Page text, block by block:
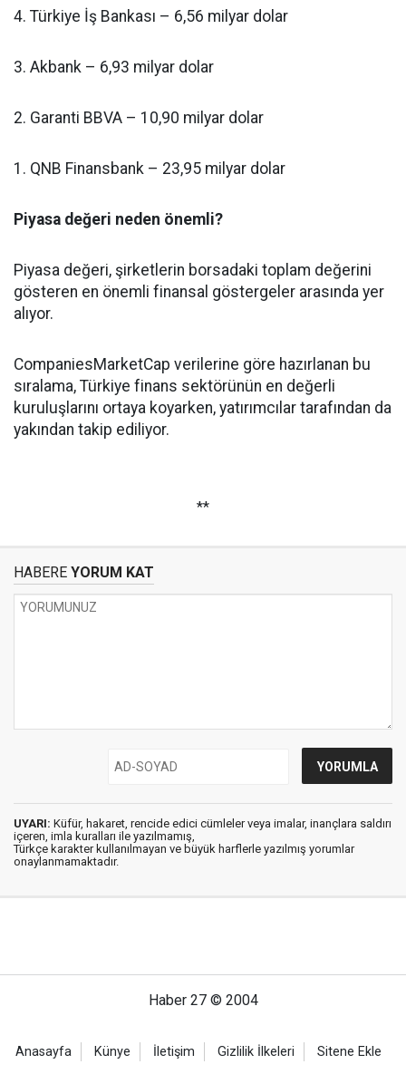
4. Türkiye İş Bankası – 6,56 milyar dolar
3. Akbank – 6,93 milyar dolar
2. Garanti BBVA – 10,90 milyar dolar
1. QNB Finansbank – 23,95 milyar dolar
Piyasa değeri neden önemli?
Piyasa değeri, şirketlerin borsadaki toplam değerini
gösteren en önemli finansal göstergeler arasında yer
alıyor.
CompaniesMarketCap verilerine göre hazırlanan bu
sıralama, Türkiye finans sektörünün en değerli
kuruluşlarını ortaya koyarken, yatırımcılar tarafından da
yakından takip ediliyor.
**
HABERE YORUM KAT
UYARI: Küfür, hakaret, rencide edici cümleler veya imalar, inançlara saldırı
içeren, imla kuralları ile yazılmamış,
Türkçe karakter kullanılmayan ve büyük harflerle yazılmış yorumlar
onaylanmamaktadır.
Haber 27 © 2004
Anasayfa Künye İletişim Gizlilik İlkeleri Sitene Ekle